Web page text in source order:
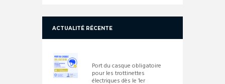
ACTUALITÉ RÉCENTE
Port du casque obligatoire
pour les trottinettes
électriques dès le 1er